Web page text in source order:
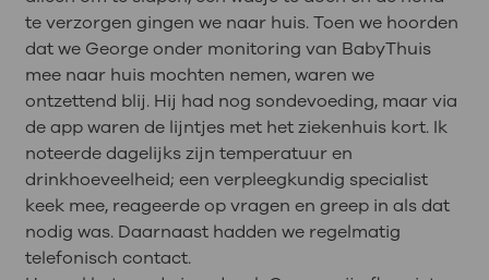
te verzorgen gingen we naar huis. Toen we hoorden
dat we George onder monitoring van BabyThuis
mee naar huis mochten nemen, waren we
ontzettend blij. Hij had nog sondevoeding, maar via
de app waren de lijntjes met het ziekenhuis kort. Ik
noteerde dagelijks zijn temperatuur en
drinkhoeveelheid; een verpleegkundig specialist
keek mee, reageerde op vragen en greep in als dat
nodig was. Daarnaast hadden we regelmatig
telefonisch contact.